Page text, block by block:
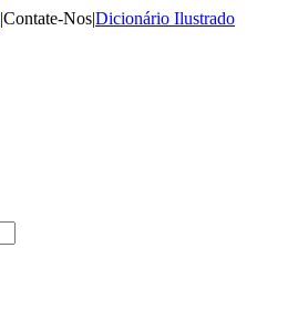
|Contate-Nos|Dicionário Ilustrado